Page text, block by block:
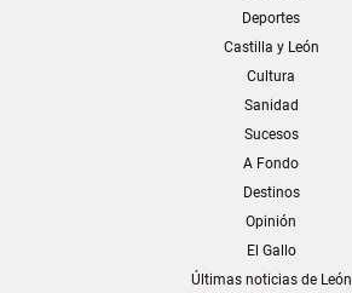
Deportes
Castilla y León
Cultura
Sanidad
Sucesos
A Fondo
Destinos
Opinión
El Gallo
Últimas noticias de León